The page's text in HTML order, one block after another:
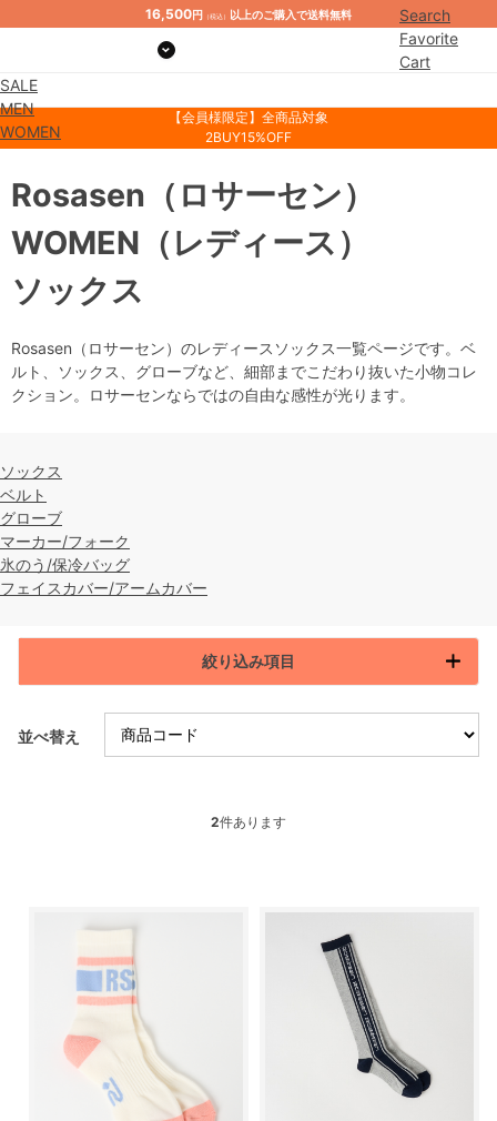
16,500円 （税込） 以上のご購入で送料無料
Search
Favorite
Cart
SALE
MEN
WOMEN
【会員様限定】全商品対象
2BUY15%OFF
ソックス
Rosasen （ロサーセン）
WOMEN （レディース）
Rosasen（ロサーセン）のレディースソックス一覧ページです。ベ
ルト、ソックス、グローブなど、細部までこだわり抜いた小物コレ
クション。ロサーセンならではの自由な感性が光ります。
ソックス
ベルト
グローブ
マーカー/フォーク
氷のう/保冷バッグ
フェイスカバー/アームカバー
絞り込み項目
並べ替え
2件あります